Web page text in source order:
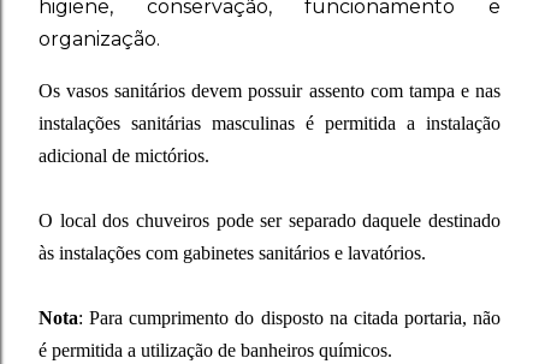
higiene, conservação, funcionamento e
organização.
Os vasos sanitários devem possuir assento com tampa e nas
instalações sanitárias masculinas é permitida a instalação
adicional de mictórios.
O local dos chuveiros pode ser separado daquele destinado
às instalações com gabinetes sanitários e lavatórios.
Nota: Para cumprimento do disposto na citada portaria, não
é permitida a utilização de banheiros químicos.